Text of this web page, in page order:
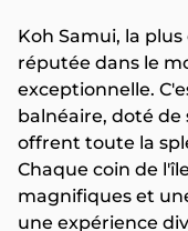
Koh Samui, la
réputée dans le
exceptionnelle.
balnéaire, doté de
offrent toute la
Chaque coin de
magnifiques et
une expérience